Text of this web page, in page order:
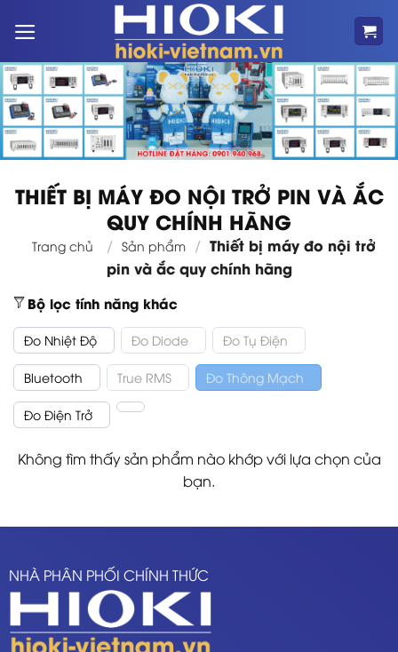
qua
dung
THIẾT BỊ MÁY ĐO NỘI TRỞ PIN VÀ ẮC
QUY CHÍNH HÃNG
Trang chủ / Sản phẩm / Thiết bị máy đo nội trở
pin và ắc quy chính hãng
Bộ lọc tính năng khác
Đo Nhiệt Độ Đo Diode Đo Tụ Điện
Bluetooth True RMS Đo Thông Mạch
Đo Điện Trở
Không tìm thấy sản phẩm nào khớp với lựa chọn của
bạn.
NHÀ PHÂN PHỐI CHÍNH THỨC